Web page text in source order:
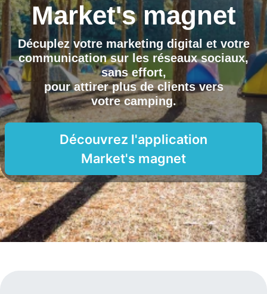
Market's magnet
Décuplez votre marketing digital et votre
communication sur les réseaux sociaux,
sans effort,
pour attirer plus de clients vers
votre camping.
Découvrez l'application
Market's magnet